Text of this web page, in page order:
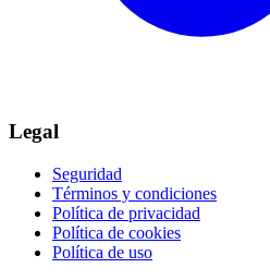
Legal
Seguridad
Términos y condiciones
Política de privacidad
Política de cookies
Política de uso